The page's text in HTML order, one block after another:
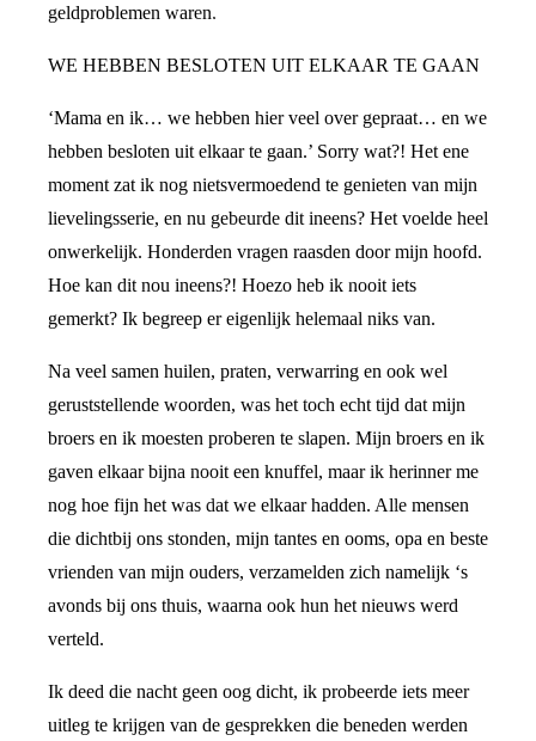
geldproblemen waren.
WE HEBBEN BESLOTEN UIT ELKAAR TE GAAN
‘Mama en ik… we hebben hier veel over gepraat… en we
hebben besloten uit elkaar te gaan.’ Sorry wat?! Het ene
moment zat ik nog nietsvermoedend te genieten van mijn
lievelingsserie, en nu gebeurde dit ineens? Het voelde heel
onwerkelijk. Honderden vragen raasden door mijn hoofd.
Hoe kan dit nou ineens?! Hoezo heb ik nooit iets
gemerkt? Ik begreep er eigenlijk helemaal niks van.
Na veel samen huilen, praten, verwarring en ook wel
geruststellende woorden, was het toch echt tijd dat mijn
broers en ik moesten proberen te slapen. Mijn broers en ik
gaven elkaar bijna nooit een knuffel, maar ik herinner me
nog hoe fijn het was dat we elkaar hadden. Alle mensen
die dichtbij ons stonden, mijn tantes en ooms, opa en beste
vrienden van mijn ouders, verzamelden zich namelijk ‘s
avonds bij ons thuis, waarna ook hun het nieuws werd
verteld.
Ik deed die nacht geen oog dicht, ik probeerde iets meer
uitleg te krijgen van de gesprekken die beneden werden